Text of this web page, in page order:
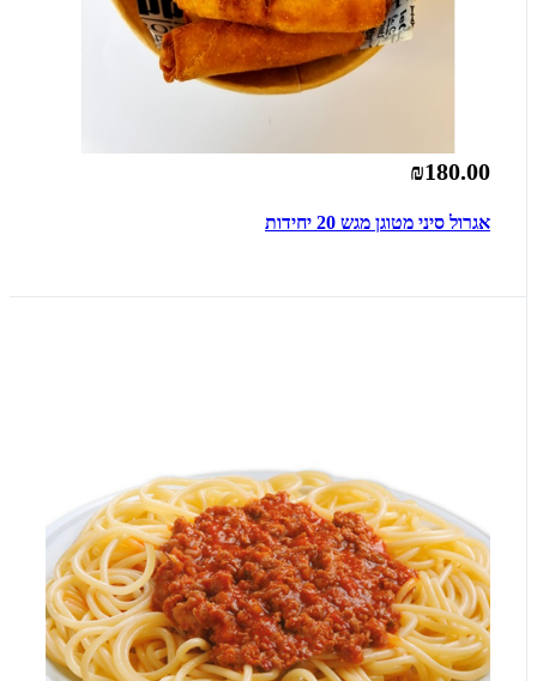
₪180.00
אגרול סיני מטוגן מגש 20 יחידות